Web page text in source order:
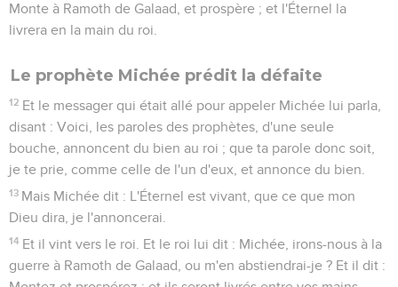
Monte à Ramoth de Galaad, et prospère ; et l'Éternel la
livrera en la main du roi.
Le prophète Michée prédit la défaite
12 Et le messager qui était allé pour appeler Michée lui parla,
disant : Voici, les paroles des prophètes, d'une seule
bouche, annoncent du bien au roi ; que ta parole donc soit,
je te prie, comme celle de l'un d'eux, et annonce du bien.
13 Mais Michée dit : L'Éternel est vivant, que ce que mon
Dieu dira, je l'annoncerai.
14 Et il vint vers le roi. Et le roi lui dit : Michée, irons-nous à la
guerre à Ramoth de Galaad, ou m'en abstiendrai-je ? Et il dit :